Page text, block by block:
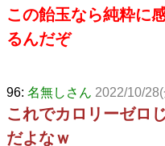
この飴玉なら純粋に
るんだぞ
96: 名無しさん 2022/10/
これでカロリーゼロ
だよなｗ